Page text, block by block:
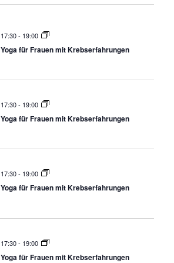
17:30- 19:00
Yoga für Frauen mit Krebserfahrungen
17:30- 19:00
Yoga für Frauen mit Krebserfahrungen
17:30- 19:00
Yoga für Frauen mit Krebserfahrungen
17:30- 19:00
Yoga für Frauen mit Krebserfahrungen